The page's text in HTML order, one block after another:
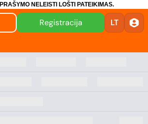
PRAŠYMO NELEISTI LOŠTI PATEIKIMAS.
Registracija LT